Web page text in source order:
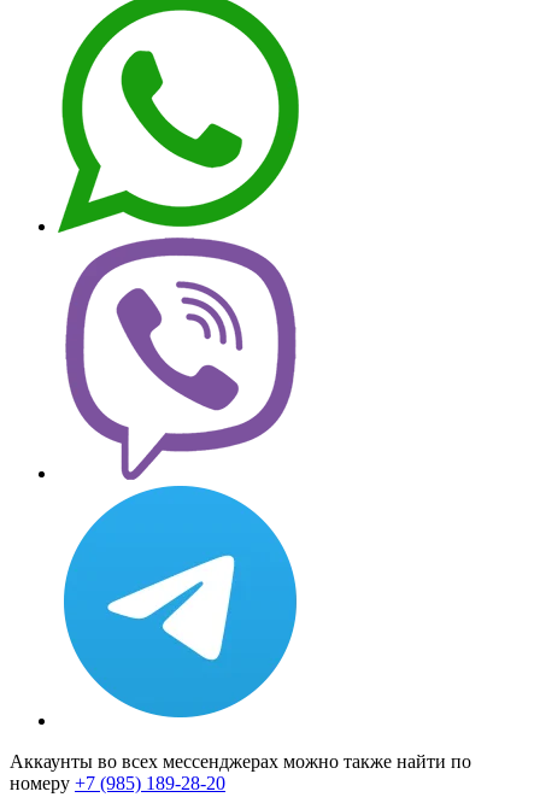
Аккаунты во всех мессенджерах можно также найти по
номеру +7 (985) 189-28-20